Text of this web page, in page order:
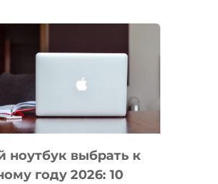
КОТОРЫЕ
СОЗДАВАТЬ
БЕЗ
КОДА
ноутбук выбрать к
году 2026: 10